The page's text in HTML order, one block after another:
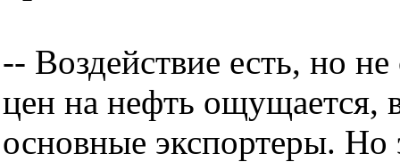
-- Воздействие есть, но
цен на нефть ощущается,
основные экспортеры. Но